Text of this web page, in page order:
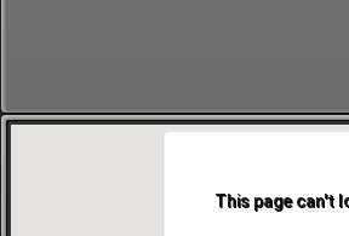
This page can't